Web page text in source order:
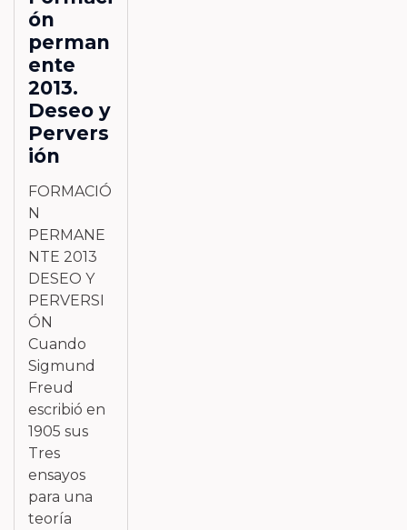
ón
perman
ente
2013.
Deseo y
Pervers
ión
FORMACIÓ
N
PERMANE
NTE 2013
DESEO Y
PERVERSI
ÓN
Cuando
Sigmund
Freud
escribió en
1905 sus
Tres
ensayos
para una
teoría